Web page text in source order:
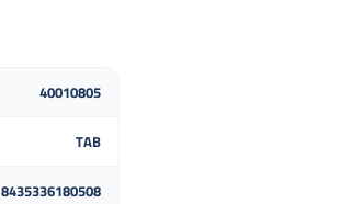
40010805
TAB
8435336180508